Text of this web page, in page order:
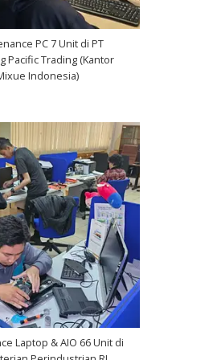
PC 7 Unit di PT
Pacific Trading (Kantor
Indonesia)
Laptop & AIO 66 Unit di